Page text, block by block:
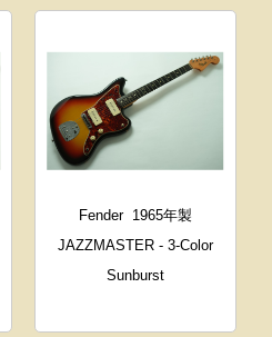
Fender
1965年製
JAZZMASTER - 3-Color
Sunburst